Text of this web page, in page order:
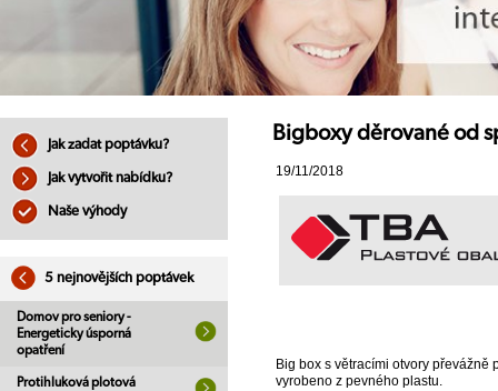
Jak zadat poptávku?
Jak vytvořit nabídku?
Naše výhody
5 nejnovějších poptávek
Domov pro seniory -
Energeticky úsporná
opatření
Protihluková plotová
Bigboxy děrované od
19/11/2018
Big box s větracími otvory
vyrobeno z pevného plastu.